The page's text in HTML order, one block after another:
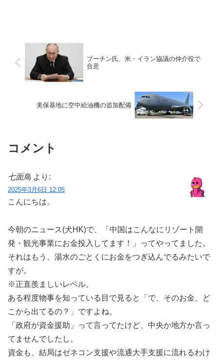
プーチン氏、米・イラン協議の仲介役で
合意
美保基地に空中給油機の追加配備
コメント
七面鳥 より:
2025年3月6日 12:05
こんにちは。
今朝のニュース(犬HK)で、「中国はこんなにリゾート開
発・観光事業にお金投入してます！」ってやってました。
それはもう、湯水のごとくにお金をつぎ込んでるみたいで
すが。
※正直羨ましいレベル。
ある程度物事を知っている目で見ると「で、そのお金、ど
こから出てるの？」ですよね。
「政府が資金援助」って言ってたけど、中央か地方か言っ
てませんでしたし。
資金も、結局はゼネコン支援や流通大手支援に流れるわけ